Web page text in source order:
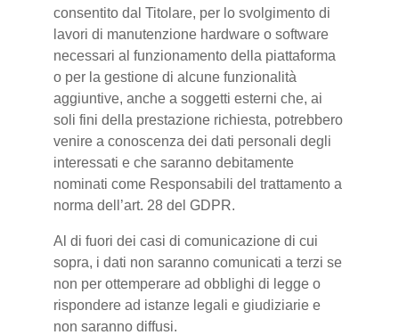
consentito dal Titolare, per lo svolgimento di
lavori di manutenzione hardware o software
necessari al funzionamento della piattaforma
o per la gestione di alcune funzionalità
aggiuntive, anche a soggetti esterni che, ai
soli fini della prestazione richiesta, potrebbero
venire a conoscenza dei dati personali degli
interessati e che saranno debitamente
nominati come Responsabili del trattamento a
norma dell’art. 28 del GDPR.
Al di fuori dei casi di comunicazione di cui
sopra, i dati non saranno comunicati a terzi se
non per ottemperare ad obblighi di legge o
rispondere ad istanze legali e giudiziarie e
non saranno diffusi.